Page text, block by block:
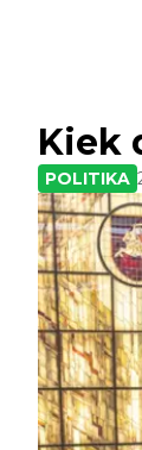
Kiek
POLITIKA